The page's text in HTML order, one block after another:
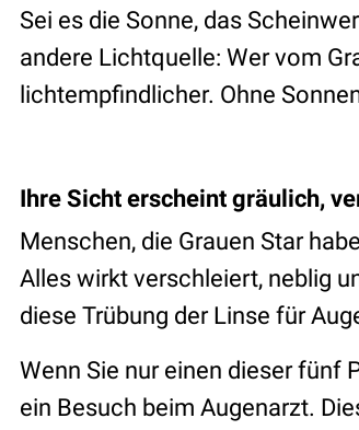
Sei es die Sonne, das
andere Lichtquelle: Wer vom
lichtempfindlicher. Ohne
Ihre Sicht erscheint gräulich,
Menschen, die Grauen Star
Alles wirkt verschleiert, neblig
diese Trübung der Linse für
Wenn Sie nur einen dieser fünf
ein Besuch beim Augenarzt.